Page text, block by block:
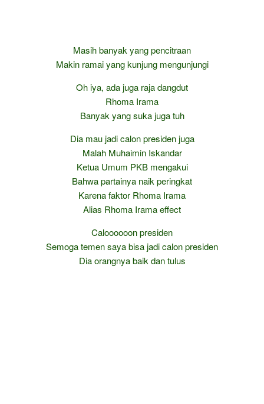
Masih banyak yang pencitraan
Makin ramai yang kunjung mengunjungi
Oh iya, ada juga raja dangdut
Rhoma Irama
Banyak yang suka juga tuh
Dia mau jadi calon presiden juga
Malah Muhaimin Iskandar
Ketua Umum PKB mengakui
Bahwa partainya naik peringkat
Karena faktor Rhoma Irama
Alias Rhoma Irama effect
Caloooooon presiden
Semoga temen saya bisa jadi calon presiden
Dia orangnya baik dan tulus